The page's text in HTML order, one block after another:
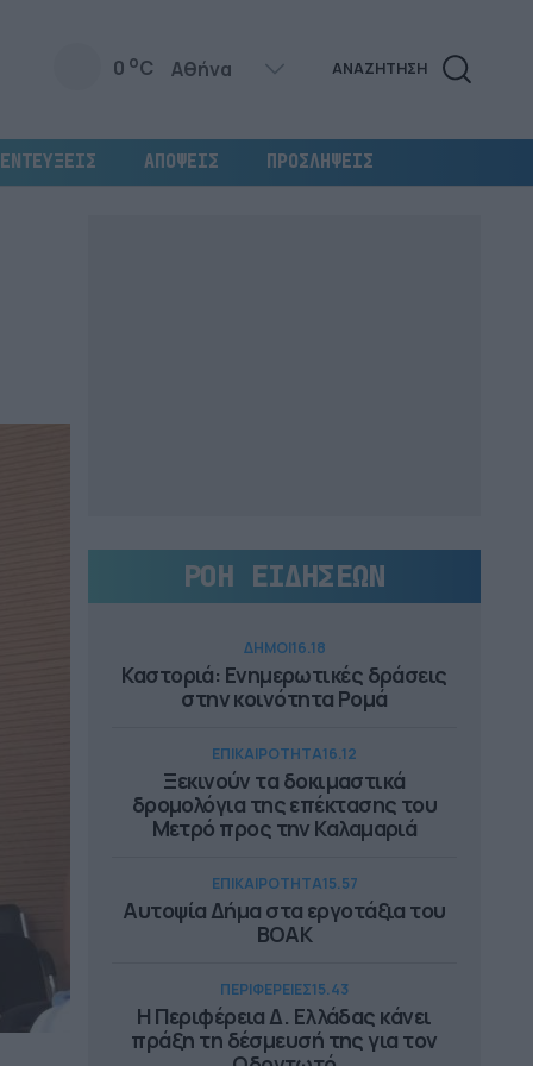
0 oC ΑΝΑΖΗΤΗΣΗ
ΑΠΟΨΕΙΣ ΠΡΟΣΛΗΨΕΙΣ
ΡΟΗ ΕΙΔΗΣΕΩΝ
ΔΗΜΟΙ16.18
Καστοριά: Ενημερωτικές δράσεις
στην κοινότητα Ρομά
ΕΠΙΚΑΙΡΟΤΗΤΑ16.12
Ξεκινούν τα δοκιμαστικά
δρομολόγια της επέκτασης του
Μετρό προς την Καλαμαριά
ΕΠΙΚΑΙΡΟΤΗΤΑ15.57
Αυτοψία Δήμα στα εργοτάξια του
ΒΟΑΚ
ΠΕΡΙΦΕΡΕΙΕΣ15.43
Η Περιφέρεια Δ. Ελλάδας κάνει
πράξη τη δέσμευσή της για τον